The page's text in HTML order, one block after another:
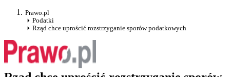
Prawo.pl
Podatki
Rząd chce uprościć rozstrzyganie sporów podatkowych